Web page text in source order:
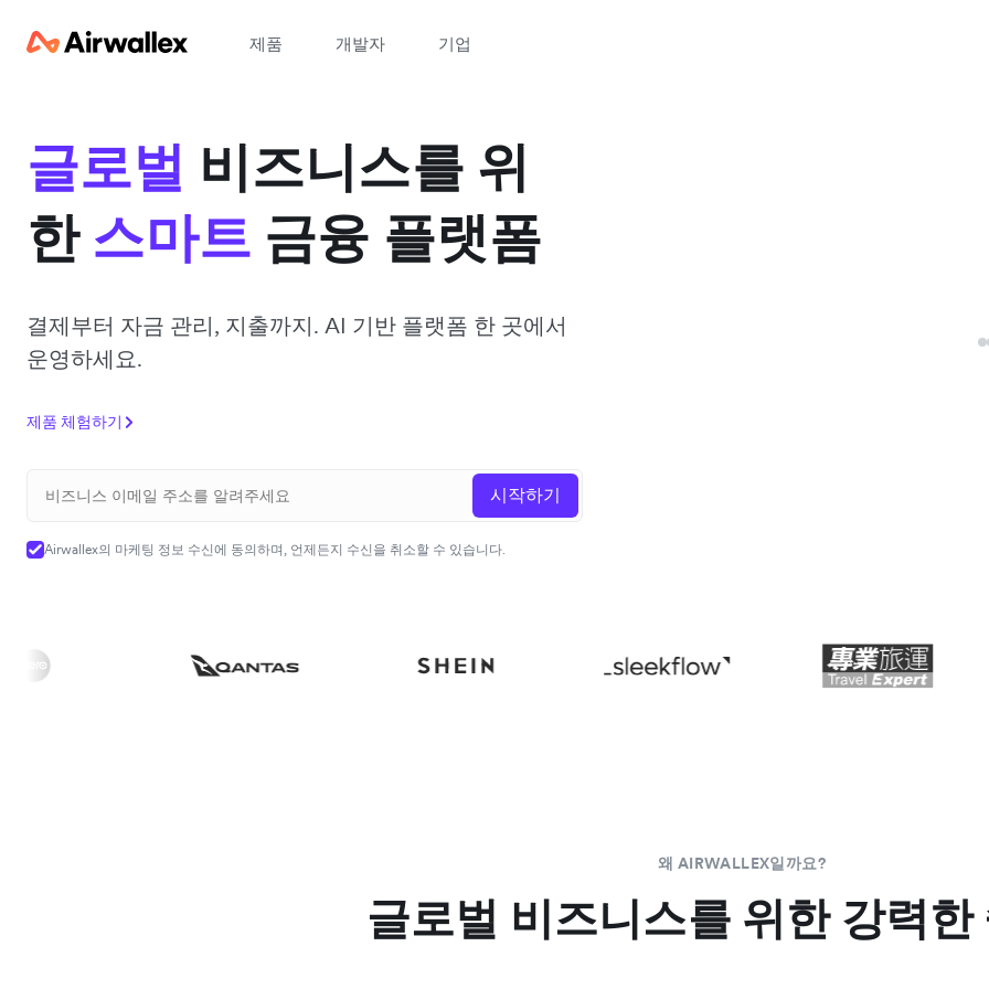
제품 개발자 기업
글로벌 비즈니스를 위
한 스마트 금융 플랫폼
결제부터 자금 관리, 지출까지. AI 기반 플랫폼 한 곳에서
운영하세요.
제품 체험하기
시작하기
Airwallex의 마케팅 정보 수신에 동의하며, 언제든지 수신을 취소할 수 있습니다.
왜 AIRWALLEX일까요?
글로벌 비즈니스를 위한 강력한